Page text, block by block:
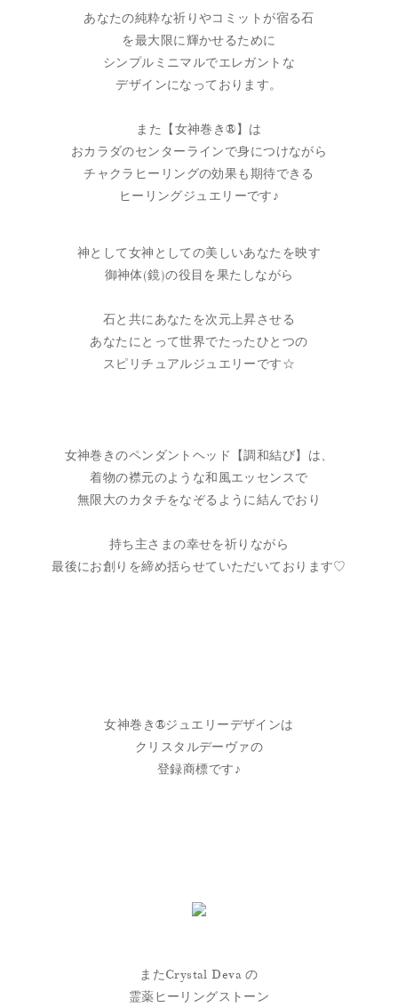
あなたの純粋な祈りやコミットが宿る石
を最大限に輝かせるために
シンプルミニマルでエレガントな
デザインになっております。
また【女神巻き®】は
おカラダのセンターラインで身につけながら
チャクラヒーリングの効果も期待できる
ヒーリングジュエリーです♪
神として女神としての美しいあなたを映す
御神体(鏡)の役目を果たしながら
石と共にあなたを次元上昇させる
あなたにとって世界でたったひとつの
スピリチュアルジュエリーです☆
女神巻きのペンダントヘッド【調和結び】は、
着物の襟元のような和風エッセンスで
無限大のカタチをなぞるように結んでおり
持ち主さまの幸せを祈りながら
最後にお創りを締め括らせていただいております♡
女神巻き®ジュエリーデザインは
クリスタルデーヴァの
登録商標です♪
またCrystal Deva の
霊薬ヒーリングストーン